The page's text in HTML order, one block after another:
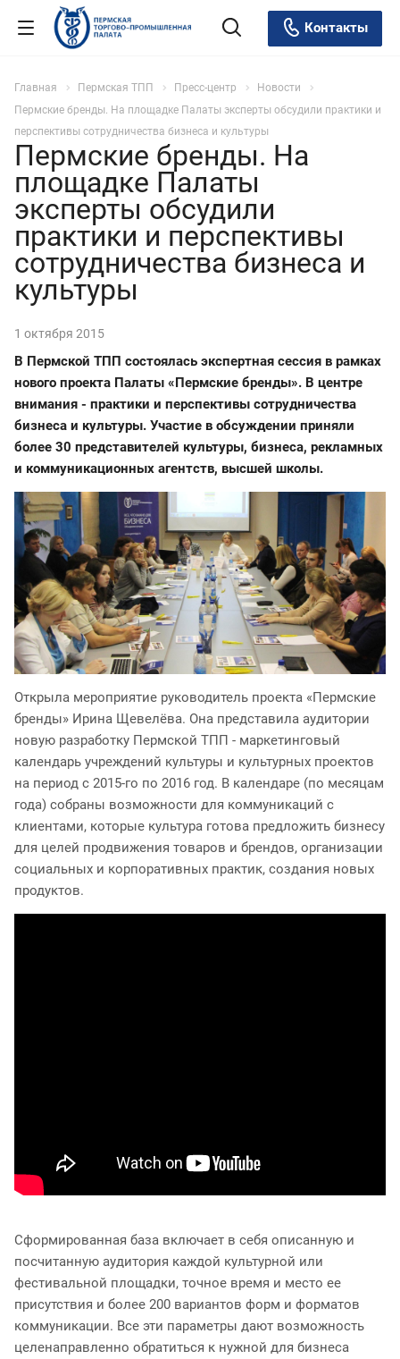
Контакты
Главная Пермская ТПП Пресс-центр
Новости
Пермские бренды. На площадке Палаты эксперты обсудили практики и
перспективы сотрудничества бизнеса и культуры
Пермские бренды. На
площадке Палаты
эксперты обсудили
практики и перспективы
сотрудничества бизнеса и
культуры
1 октября 2015
В Пермской ТПП состоялась экспертная сессия в рамках
нового проекта Палаты «Пермские бренды». В центре
внимания - практики и перспективы сотрудничества
бизнеса и культуры. Участие в обсуждении приняли
более 30 представителей культуры, бизнеса, рекламных
и коммуникационных агентств, высшей школы.
Открыла мероприятие руководитель проекта «Пермские
бренды» Ирина Щевелёва. Она представила аудитории
новую разработку Пермской ТПП - маркетинговый
календарь учреждений культуры и культурных проектов
на период с 2015-го по 2016 год. В календаре (по месяцам
года) собраны возможности для коммуникаций с
клиентами, которые культура готова предложить бизнесу
для целей продвижения товаров и брендов, организации
социальных и корпоративных практик, создания новых
продуктов.
Сформированная база включает в себя описанную и
посчитанную аудитория каждой культурной или
фестивальной площадки, точное время и место ее
присутствия и более 200 вариантов форм и форматов
коммуникации. Все эти параметры дают возможность
целенаправленно обратиться к нужной для бизнеса